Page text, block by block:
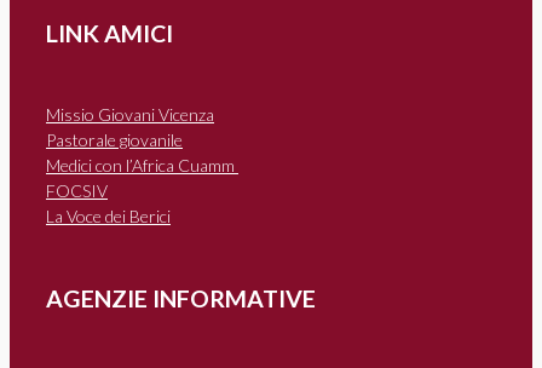
LINK AMICI
Missio Giovani Vicenza
Pastorale giovanile
Medici con l’Africa Cuamm
FOCSIV
La Voce dei Berici
AGENZIE INFORMATIVE